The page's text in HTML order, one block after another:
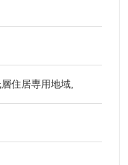
住居専用地域,